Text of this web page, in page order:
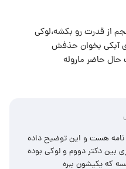
از قدرت رو بکشه،لوکی
آبکی بخوان حذفش
حاضر ماروله
نامه هست و این توضیح داده
بین دکتر دووم و لوکی بوده
که یکیشون ببره